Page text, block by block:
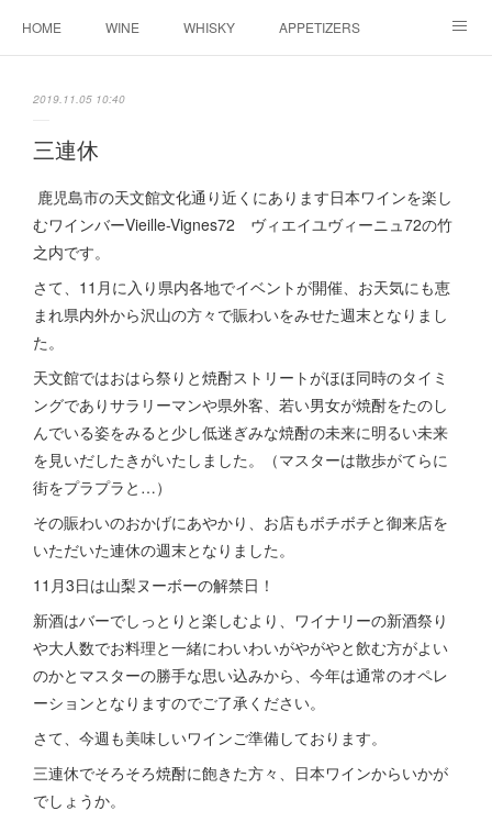
HOME WINE WHISKY APPETIZERS
2019.11.05 10:40
三連休
鹿児島市の天文館文化通り近くにあります日本ワインを楽し
むワインバーVieille-Vignes72 ヴィエイユヴィーニュ72の竹
之内です。
さて、11月に入り県内各地でイベントが開催、お天気にも恵
まれ県内外から沢山の方々で賑わいをみせた週末となりまし
た。
天文館ではおはら祭りと焼酎ストリートがほほ同時のタイミ
ングでありサラリーマンや県外客、若い男女が焼酎をたのし
んでいる姿をみると少し低迷ぎみな焼酎の未来に明るい未来
を見いだしたきがいたしました。（マスターは散歩がてらに
街をプラプラと…）
その賑わいのおかげにあやかり、お店もボチボチと御来店を
いただいた連休の週末となりました。
11月3日は山梨ヌーボーの解禁日！
新酒はバーでしっとりと楽しむより、ワイナリーの新酒祭り
や大人数でお料理と一緒にわいわいがやがやと飲む方がよい
のかとマスターの勝手な思い込みから、今年は通常のオペレ
ーションとなりますのでご了承ください。
さて、今週も美味しいワインご準備しております。
三連休でそろそろ焼酎に飽きた方々、日本ワインからいかが
でしょうか。